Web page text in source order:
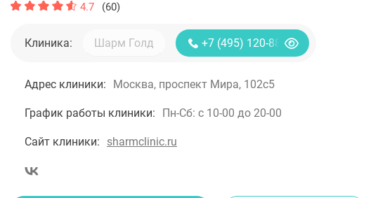
4.7 (60)
Клиника: +7 (495) 120-88-85
Адрес клиники: Москва, проспект Мира, 102с5
График работы клиники: Пн-Сб: с 10-00 до 20-00
Сайт клиники: sharmclinic.ru